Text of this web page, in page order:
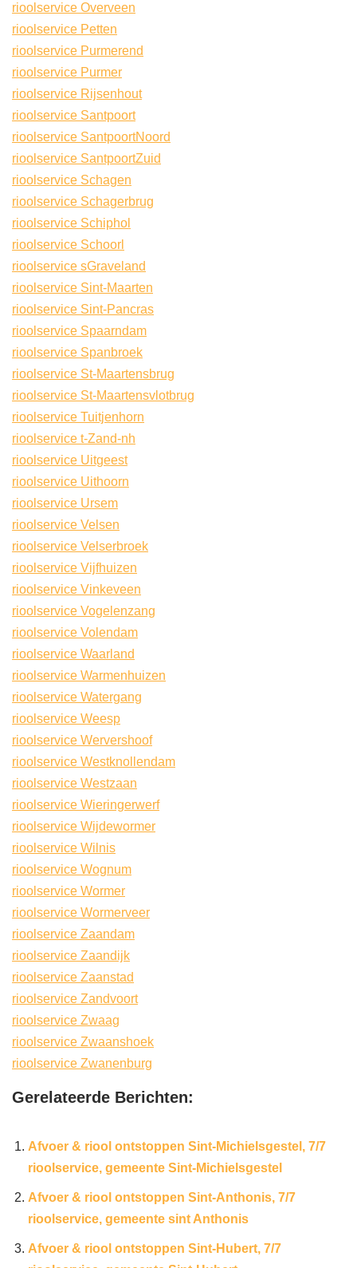
rioolservice Overveen
rioolservice Petten
rioolservice Purmerend
rioolservice Purmer
rioolservice Rijsenhout
rioolservice Santpoort
rioolservice SantpoortNoord
rioolservice SantpoortZuid
rioolservice Schagen
rioolservice Schagerbrug
rioolservice Schiphol
rioolservice Schoorl
rioolservice sGraveland
rioolservice Sint-Maarten
rioolservice Sint-Pancras
rioolservice Spaarndam
rioolservice Spanbroek
rioolservice St-Maartensbrug
rioolservice St-Maartensvlotbrug
rioolservice Tuitjenhorn
rioolservice t-Zand-nh
rioolservice Uitgeest
rioolservice Uithoorn
rioolservice Ursem
rioolservice Velsen
rioolservice Velserbroek
rioolservice Vijfhuizen
rioolservice Vinkeveen
rioolservice Vogelenzang
rioolservice Volendam
rioolservice Waarland
rioolservice Warmenhuizen
rioolservice Watergang
rioolservice Weesp
rioolservice Wervershoof
rioolservice Westknollendam
rioolservice Westzaan
rioolservice Wieringerwerf
rioolservice Wijdewormer
rioolservice Wilnis
rioolservice Wognum
rioolservice Wormer
rioolservice Wormerveer
rioolservice Zaandam
rioolservice Zaandijk
rioolservice Zaanstad
rioolservice Zandvoort
rioolservice Zwaag
rioolservice Zwaanshoek
rioolservice Zwanenburg
Gerelateerde Berichten:
Afvoer & riool ontstoppen Sint-Michielsgestel, 7/7
rioolservice, gemeente Sint-Michielsgestel
Afvoer & riool ontstoppen Sint-Anthonis, 7/7
rioolservice, gemeente sint Anthonis
Afvoer & riool ontstoppen Sint-Hubert, 7/7